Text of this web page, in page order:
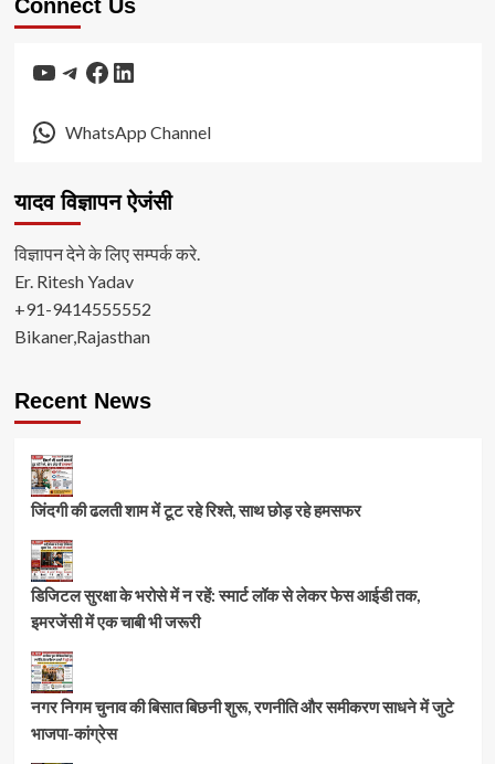
Connect Us
YouTube
Telegram
Facebook
LinkedIn
WhatsApp Channel
यादव विज्ञापन ऐजंसी
विज्ञापन देने के लिए सम्पर्क करे.
Er. Ritesh Yadav
+91-9414555552
Bikaner,Rajasthan
Recent News
जिंदगी की ढलती शाम में टूट रहे रिश्ते, साथ छोड़ रहे हमसफर
डिजिटल सुरक्षा के भरोसे में न रहें: स्मार्ट लॉक से लेकर फेस आईडी तक,
इमरजेंसी में एक चाबी भी जरूरी
नगर निगम चुनाव की बिसात बिछनी शुरू, रणनीति और समीकरण साधने में जुटे
भाजपा-कांग्रेस